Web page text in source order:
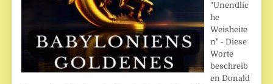
"Unendlic
he
Weisheite
n" - Diese
Worte
beschreib
en Donald